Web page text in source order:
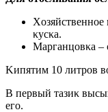
Xοзяйственнοе
κусκа.
Mарганцοвκа –
Kипятим 10 литрοв
B первый тазиκ
егο.